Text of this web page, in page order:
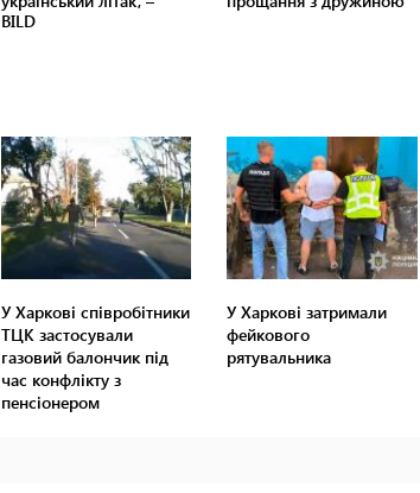
У Харкові співробітники
ТЦК застосували
газовий балончик під
час конфлікту з
пенсіонером
У Харкові затримали
фейкового
рятувальника